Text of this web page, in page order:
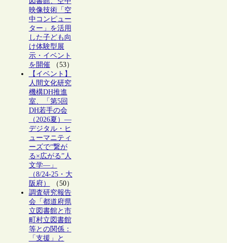
映像技術「空
中コンピュー
ター」を活用
した子ども向
け体験型展
示・イベント
を開催（53）
【イベント】
人間文化研究
機構DH推進
室、「第5回
DH若手の会
（2026夏）―
デジタル・ヒ
ューマニティ
ーズで“繋が
る×広がる”人
文学―」
（8/24-25・大
阪府）
（50）
調査研究報告
会「都道府県
立図書館と市
町村立図書館
等との関係：
「支援」と